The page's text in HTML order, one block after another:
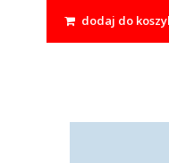
dodaj do